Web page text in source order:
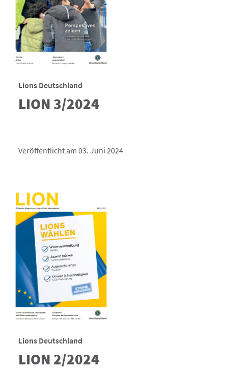
Lions Deutschland
LION 3/2024
Veröffentlicht am 03. Juni 2024
Lions Deutschland
LION 2/2024